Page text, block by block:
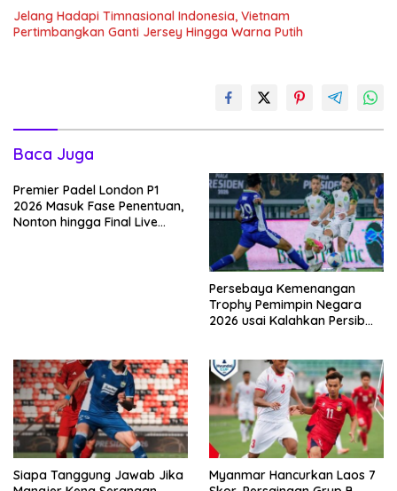
Jelang Hadapi Timnasional Indonesia, Vietnam
Pertimbangkan Ganti Jersey Hingga Warna Putih
Baca Juga
Premier Padel London P1
2026 Masuk Fase Penentuan,
Nonton hingga Final Live
Persebaya Kemenangan
Trophy Pemimpin Negara
2026 usai Kalahkan Persib
Siapa Tanggung Jawab Jika
Myanmar Hancurkan Laos 7